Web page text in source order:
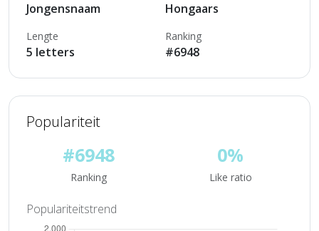
Jongensnaam Hongaars
Lengte
5 letters
Ranking
#6948
Populariteit
#6948
Ranking
0%
Like ratio
Populariteitstrend